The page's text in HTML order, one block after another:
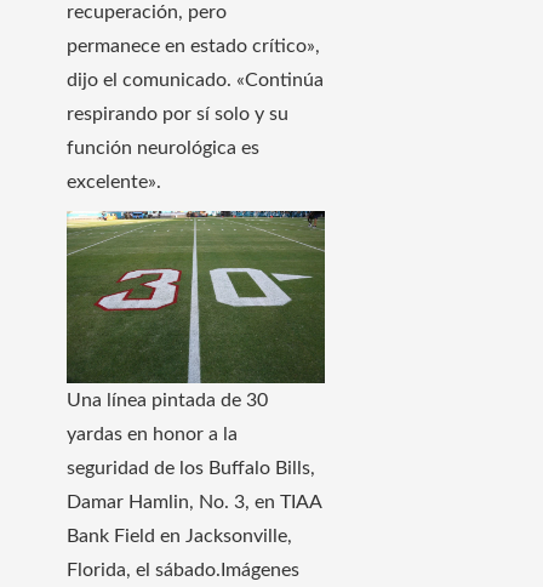
recuperación, pero
permanece en estado crítico»,
dijo el comunicado. «Continúa
respirando por sí solo y su
función neurológica es
excelente».
Una línea pintada de 30
yardas en honor a la
seguridad de los Buffalo Bills,
Damar Hamlin, No. 3, en TIAA
Bank Field en Jacksonville,
Florida, el sábado. Imágenes